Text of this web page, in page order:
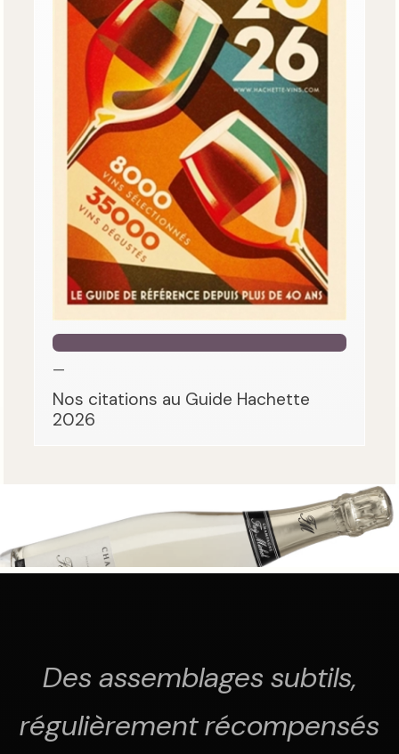
—
Nos citations au Guide Hachette
2026
Des assemblages subtils,
régulièrement récompensés